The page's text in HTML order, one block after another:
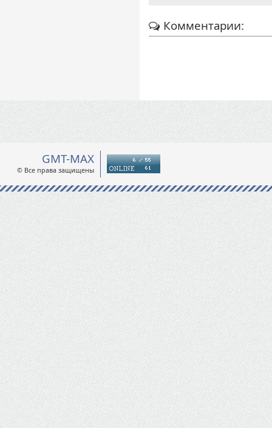
Комментарии:
GMT-MAX
© Все права защищены